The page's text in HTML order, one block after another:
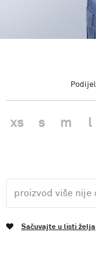
xs s m l
proizvod više nije
Sačuvajte u listi želja